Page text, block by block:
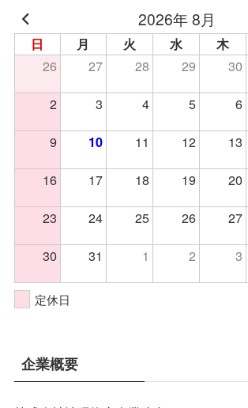
2026年 8月
日 月 火 水 木
26 27 28 29 30
2
3 4 5 6
9
10 11 12 13
16
17 18 19 20
23
24 25 26 27
30
31 1 2 3
定休日
企業概要